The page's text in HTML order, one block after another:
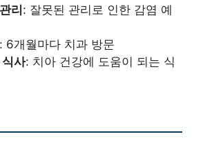
리: 잘못된 관리로 인한 감염 예
: 6개월마다 치과 방문
사: 치아 건강에 도움이 되는 식